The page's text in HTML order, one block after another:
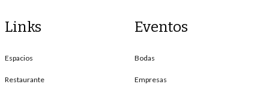
Links
Espacios
Restaurante
Eventos
Bodas
Empresas